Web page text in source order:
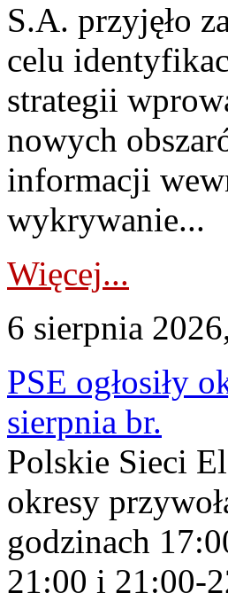
S.A. przyjęło
celu
strategii
nowych
informacji
wykrywanie...
Więcej...
6 sierpnia
PSE ogłosiły
sierpnia br.
Polskie Sieci
okresy
godzinach
21:00 i 21:00-